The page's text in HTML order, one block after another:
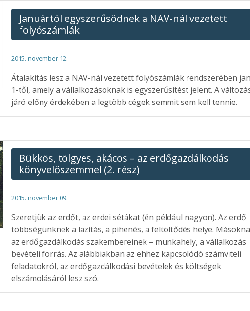
Januártól egyszerűsödnek a NAV-nál vezetett
folyószámlák
2015. november 12.
Átalakítás lesz a NAV-nál vezetett folyószámlák rendszerében
1-től, amely a vállalkozásoknak is egyszerűsítést jelent. A
járó előny érdekében a legtöbb cégek semmit sem kell tennie.
Bükkös, tölgyes, akácos – az erdőgazdálkodás
könyvelőszemmel (2. rész)
2015. november 09.
Szeretjük az erdőt, az erdei sétákat (én például nagyon). Az erdő
többségünknek a lazítás, a pihenés, a feltöltődés helye.
az erdőgazdálkodás szakembereinek – munkahely, a vállalkozás
bevételi forrás. Az alábbiakban az ehhez kapcsolódó számviteli
feladatokról, az erdőgazdálkodási bevételek és költségek
elszámolásáról lesz szó.